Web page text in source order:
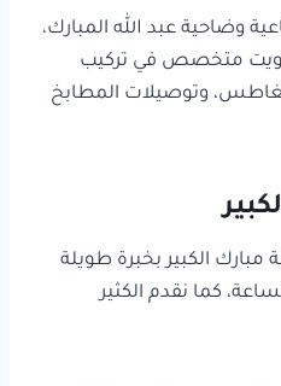
وضاحية عبد الله المبارك،
متخصص في تركيب
وتوصيلات المطابخ
الكبير بخبرة طويلة
كما نقدم الكثير